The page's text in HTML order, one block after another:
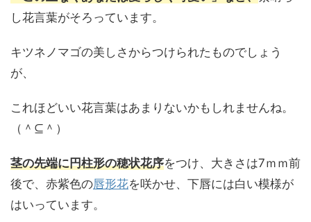
し花言葉がそろっています。
キツネノマゴの美しさからつけられたものでしょう
が、
これほどいい花言葉はあまりないかもしれませんね。
（＾⊆＾）
茎の先端に円柱形の穂状花序をつけ、大きさは7ｍｍ前
後で、赤紫色の唇形花を咲かせ、下唇には白い模様が
はいっています。